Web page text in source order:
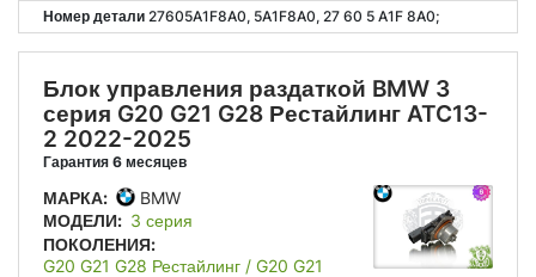
Номер детали 27605A1F8A0, 5A1F8A0, 27 60 5 A1F 8A0;
Блок управления раздаткой BMW 3
серия G20 G21 G28 Рестайлинг ATC13-
2 2022-2025
Гарантия 6 месяцев
МАРКА:
BMW
МОДЕЛИ: 3 серия
ПОКОЛЕНИЯ:
G20 G21 G28 Рестайлинг / G20 G21